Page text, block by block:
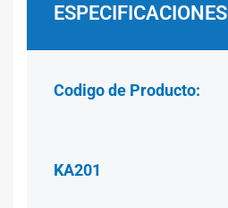
ESPECIFICACIONES
Codigo de Producto:
KA201